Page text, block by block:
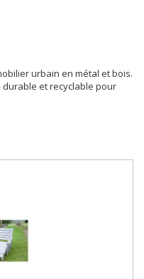
urbain en métal et bois.
durable et recyclable pour